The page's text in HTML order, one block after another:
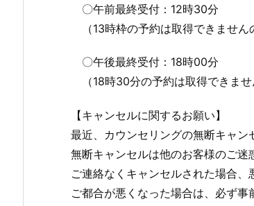
〇午前最終受付：12時30分
（13時枠の予約は取得できません
〇午後最終受付：18時00分
（18時30分の予約は取得できませ
【キャンセルに関するお願い】
最近、カウンセリングの無断キャン
無断キャンセルは他のお客様のご迷
ご連絡なくキャンセルされた場合
ご都合が悪くなった場合は、必ず事